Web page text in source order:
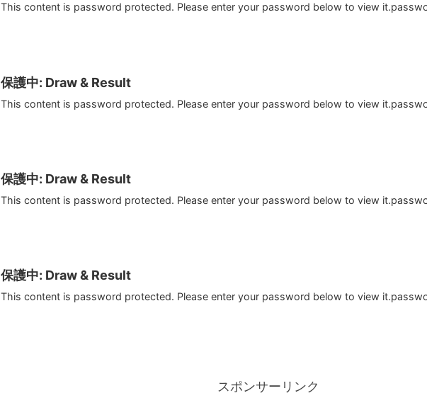
This content is password protected. Please enter your password below to view
保護中: Draw & Result
This content is password protected. Please enter your password below to view
保護中: Draw & Result
This content is password protected. Please enter your password below to view
保護中: Draw & Result
This content is password protected. Please enter your password below to view
スポンサーリンク